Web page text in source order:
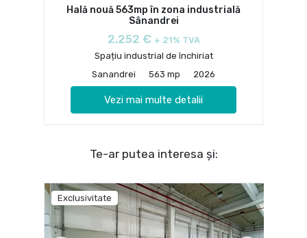
Hală nouă 563mp în zona industrială
Sânandrei
2,252 € + 21% TVA
Spațiu industrial de închiriat
Sanandrei
563 mp 2026
Vezi mai multe detalii
Te-ar putea interesa și:
Exclusivitate